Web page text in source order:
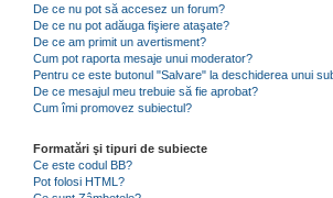
De ce nu pot să accesez un forum?
De ce nu pot adăuga fişiere ataşate?
De ce am primit un avertisment?
Cum pot raporta mesaje unui moderator?
Pentru ce este butonul "Salvare" la deschiderea unui
De ce mesajul meu trebuie să fie aprobat?
Cum îmi promovez subiectul?
Formatări şi tipuri de subiecte
Ce este codul BB?
Pot folosi HTML?